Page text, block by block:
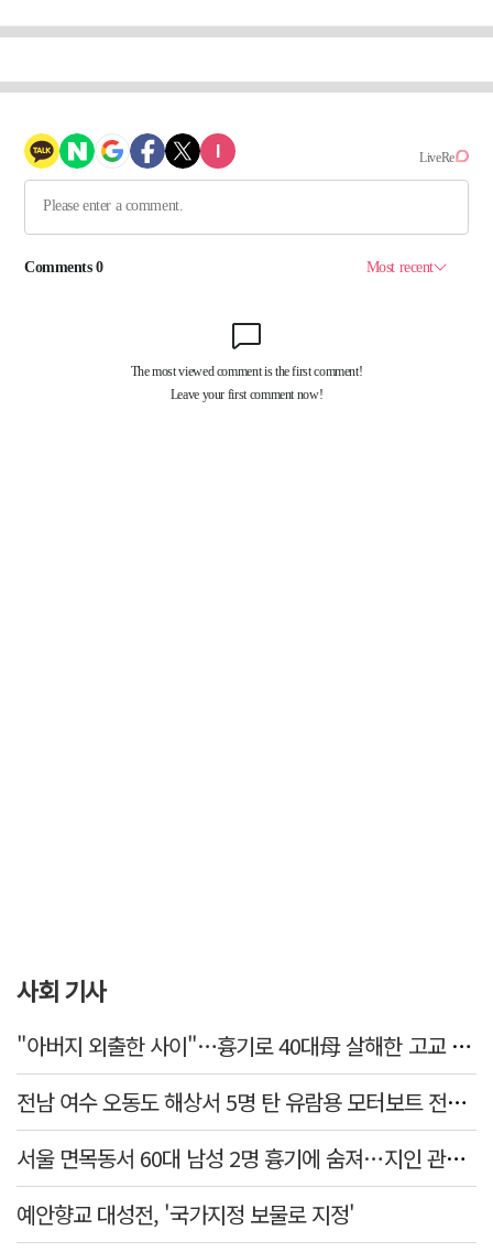
사회 기사
"아버지 외출한 사이"…흉기로 40대母 살해한 고교 자퇴생, 구속 기로에
전남 여수 오동도 해상서 5명 탄 유람용 모터보트 전복…2명 숨져
서울 면목동서 60대 남성 2명 흉기에 숨져…지인 관계로 추정
예안향교 대성전, '국가지정 보물로 지정'